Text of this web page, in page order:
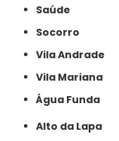
Saúde
Socorro
Vila Andrade
Vila Mariana
Água Funda
Alto da Lapa